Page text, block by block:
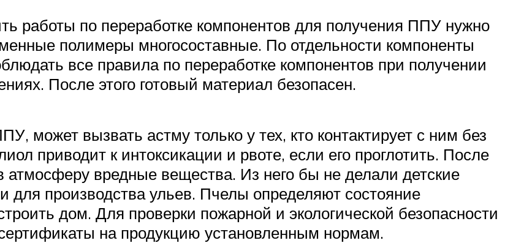
работы по переработке компонентов для получения ППУ нужно
полимеры многосоставные. По отдельности компоненты
все правила по переработке компонентов при получении
После этого готовый материал безопасен.
может вызвать астму только у тех, кто контактирует с ним без
приводит к интоксикации и рвоте, если его проглотить. После
атмосферу вредные вещества. Из него бы не делали детские
для производства ульев. Пчелы определяют состояние
дом. Для проверки пожарной и экологической безопасности
на продукцию установленным нормам.